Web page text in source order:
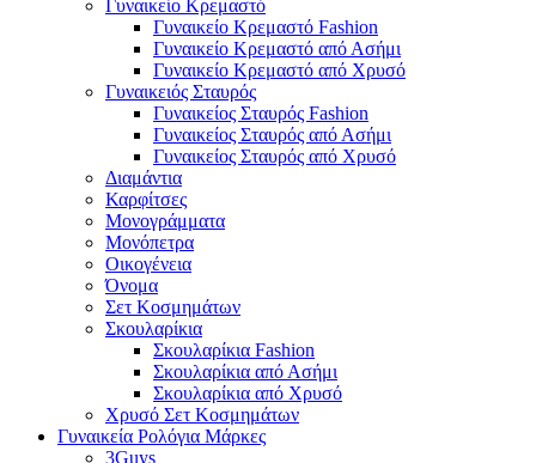
Γυναικείο Κρεμαστό
Γυναικείο Κρεμαστό Fashion
Γυναικείο Κρεμαστό από Ασήμι
Γυναικείο Κρεμαστό από Χρυσό
Γυναικειός Σταυρός
Γυναικείος Σταυρός Fashion
Γυναικείος Σταυρός από Ασήμι
Γυναικείος Σταυρός από Χρυσό
Διαμάντια
Καρφίτσες
Μονογράμματα
Μονόπετρα
Οικογένεια
Όνομα
Σετ Κοσμημάτων
Σκουλαρίκια
Σκουλαρίκια Fashion
Σκουλαρίκια από Ασήμι
Σκουλαρίκια από Χρυσό
Χρυσό Σετ Κοσμημάτων
Γυναικεία Ρολόγια Μάρκες
3Guys